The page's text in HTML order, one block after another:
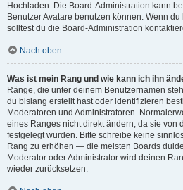
Hochladen. Die Board-Administration kann
Benutzer Avatare benutzen können. Wenn
solltest du die Board-Administration
Nach oben
Was ist mein Rang und wie kann ich ihn
Ränge, die unter deinem Benutzernamen
du bislang erstellt hast oder identifizieren
Moderatoren und Administratoren.
eines Ranges nicht direkt ändern, da sie von
festgelegt wurden. Bitte schreibe keine
Rang zu erhöhen — die meisten Boards
Moderator oder Administrator wird deinen
wieder zurücksetzen.